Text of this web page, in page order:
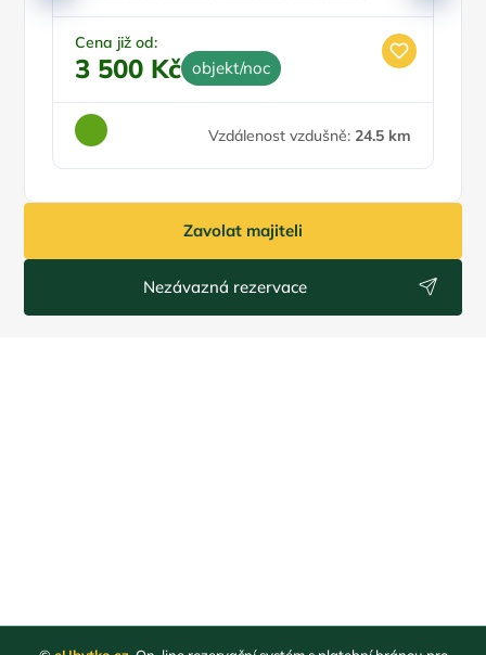
Zatemňující žaluzie
Cena již od:
3 500 Kč objekt/noc
Vzdálenost vzdušně: 24.5 km
Zavolat majiteli
Nezávazná rezervace